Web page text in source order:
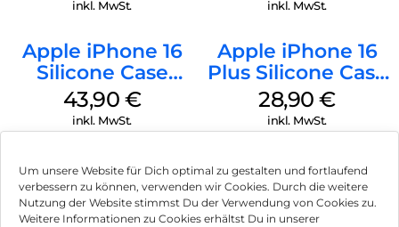
Um unsere Website für Dich optimal zu gestalten und fortlaufend
verbessern zu können, verwenden wir Cookies. Durch die weitere
Nutzung der Website stimmst Du der Verwendung von Cookies zu.
Weitere Informationen zu Cookies erhältst Du in unserer
inkl. MwSt. inkl. MwSt.
Apple iPhone 16
Silicone Case
MagSafe Plum
43,90 €
inkl. MwSt.
Apple iPhone 16
Plus Silicone Case
MagSafe Black
28,90€
inkl. MwSt.
Impressum